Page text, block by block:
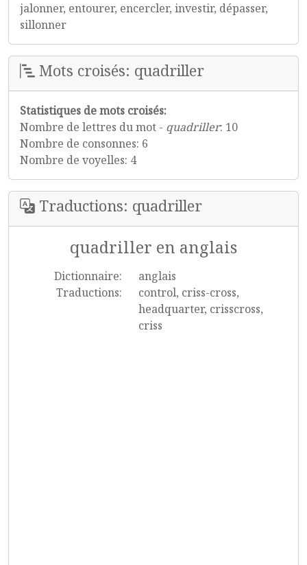
jalonner, entourer, encercler, investir, dépasser,
sillonner
Mots croisés: quadriller
Statistiques de mots croisés:
Nombre de lettres du mot - quadriller: 10
Nombre de consonnes: 6
Nombre de voyelles: 4
Traductions: quadriller
quadriller en anglais
Dictionnaire:
anglais
Traductions:
control, criss-cross,
headquarter, crisscross,
criss